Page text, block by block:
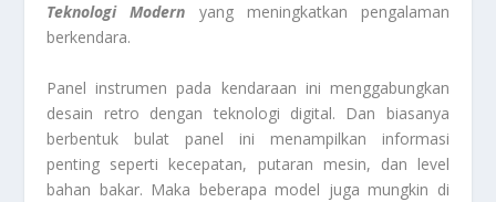
Teknologi Modern yang meningkatkan pengalaman
berkendara.
Panel instrumen pada kendaraan ini menggabungkan
desain retro dengan teknologi digital. Dan biasanya
berbentuk bulat panel ini menampilkan informasi
penting seperti kecepatan, putaran mesin, dan level
bahan bakar. Maka beberapa model juga mungkin di